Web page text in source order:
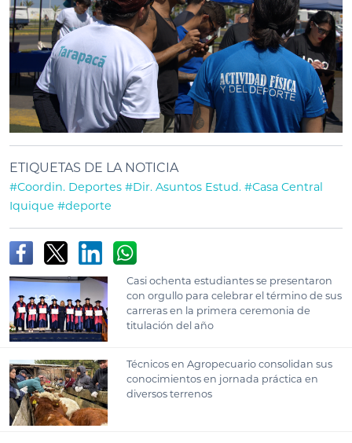
ETIQUETAS DE LA NOTICIA
#Coordin. Deportes #Dir. Asuntos Estud. #Casa Central
Iquique #deporte
Casi ochenta estudiantes se presentaron
con orgullo para celebrar el término de sus
carreras en la primera ceremonia de
titulación del año
Técnicos en Agropecuario consolidan sus
conocimientos en jornada práctica en
diversos terrenos